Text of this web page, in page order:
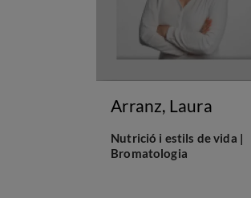
Arranz, Laura
Nutrició i estils de vida |
Bromatologia